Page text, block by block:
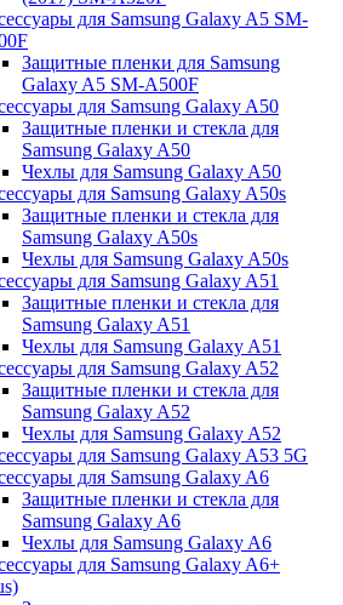
для Samsung Galaxy A5 SM-
Защитные пленки для Samsung
Galaxy A5 SM-A500F
для Samsung Galaxy A50
Защитные пленки и стекла для
Samsung Galaxy A50
Чехлы для Samsung Galaxy A50
для Samsung Galaxy A50s
Защитные пленки и стекла для
Samsung Galaxy A50s
Чехлы для Samsung Galaxy A50s
для Samsung Galaxy A51
Защитные пленки и стекла для
Samsung Galaxy A51
Чехлы для Samsung Galaxy A51
для Samsung Galaxy A52
Защитные пленки и стекла для
Samsung Galaxy A52
Чехлы для Samsung Galaxy A52
для Samsung Galaxy A53 5G
для Samsung Galaxy A6
Защитные пленки и стекла для
Samsung Galaxy A6
Чехлы для Samsung Galaxy A6
для Samsung Galaxy A6+